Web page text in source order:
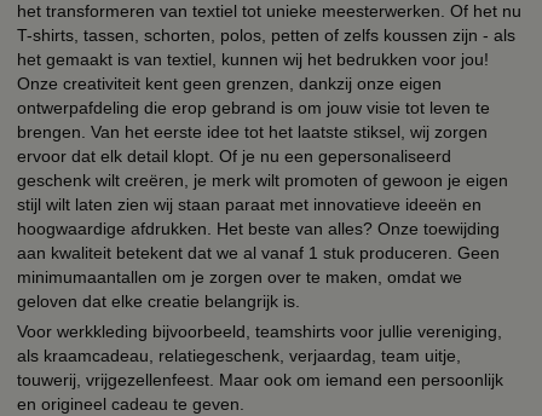
het transformeren van textiel tot unieke meesterwerken. Of het nu
T-shirts, tassen, schorten, polos, petten of zelfs koussen zijn - als
het gemaakt is van textiel, kunnen wij het bedrukken voor jou!
Onze creativiteit kent geen grenzen, dankzij onze eigen
ontwerpafdeling die erop gebrand is om jouw visie tot leven te
brengen. Van het eerste idee tot het laatste stiksel, wij zorgen
ervoor dat elk detail klopt. Of je nu een gepersonaliseerd
geschenk wilt creëren, je merk wilt promoten of gewoon je eigen
stijl wilt laten zien wij staan paraat met innovatieve ideeën en
hoogwaardige afdrukken. Het beste van alles? Onze toewijding
aan kwaliteit betekent dat we al vanaf 1 stuk produceren. Geen
minimumaantallen om je zorgen over te maken, omdat we
geloven dat elke creatie belangrijk is.
Voor werkkleding bijvoorbeeld, teamshirts voor jullie vereniging,
als kraamcadeau, relatiegeschenk, verjaardag, team uitje,
touwerij, vrijgezellenfeest. Maar ook om iemand een persoonlijk
en origineel cadeau te geven.